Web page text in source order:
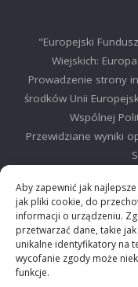
Aby zapewnić jak
jak pliki cookie, do
informacji o urządzeniu.
przetwarzać dane, takie
unikalne identyfikatory na
wycofanie zgody może
funkcje.
"Europejski
Wiejskich:
Prowadzenie strony
środków Unii
Wspólnej
Przewidziane wyniki
©2024 Stowarzyszenie